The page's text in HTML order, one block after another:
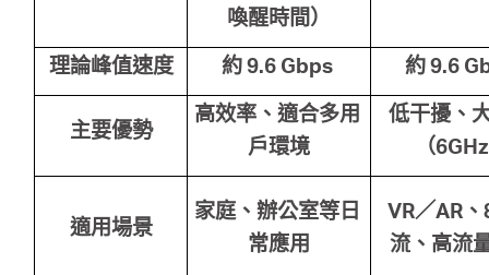
喚醒時間）
理論峰值速度 約 9.6 Gbps 約 9.6
主要優勢
高效率、適合多用
戶環境
低干擾、
（6GHz
適用場景
家庭、辦公室等日
常應用
VR／AR
流、高流